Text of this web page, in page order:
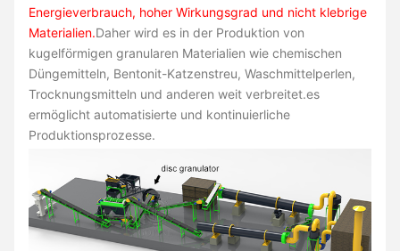
Energieverbrauch, hoher Wirkungsgrad und nicht klebrige
Materialien.Daher wird es in der Produktion von
kugelförmigen granularen Materialien wie chemischen
Düngemitteln, Bentonit-Katzenstreu, Waschmittelperlen,
Trocknungsmitteln und anderen weit verbreitet.es
ermöglicht automatisierte und kontinuierliche
Produktionsprozesse.